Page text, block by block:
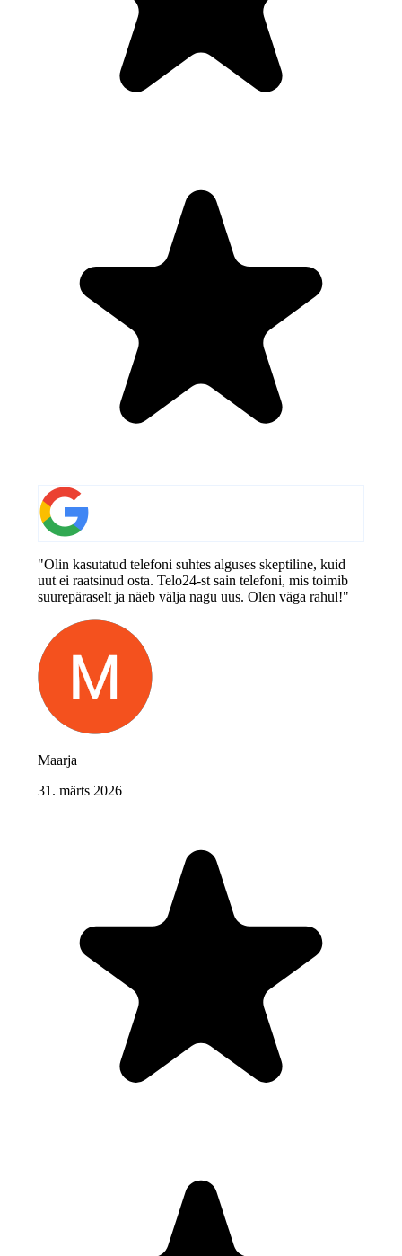
"Olin kasutatud telefoni suhtes alguses skeptiline, kuid
uut ei raatsinud osta. Telo24-st sain telefoni, mis toimib
suurepäraselt ja näeb välja nagu uus. Olen väga rahul!"
Maarja
31. märts 2026